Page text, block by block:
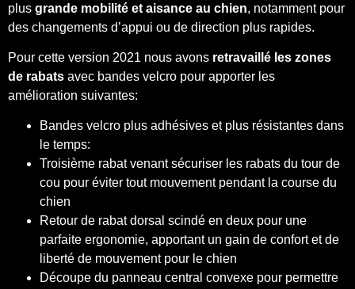
plus grande mobilité et aisance au chien, notamment pour
des changements d’appui ou de direction plus rapides.
Pour cette version 2021 nous avons retravaillé les zones
de rabats avec bandes velcro pour apporter les
amélioration suivantes:
Bandes velcro plus adhésives et plus résistantes dans
le temps:
Troisième rabat venant sécuriser les rabats du tour de
cou pour éviter tout mouvement pendant la course du
chien
Retour de rabat dorsal scindé en deux pour une
parfaite ergonomie, apportant un gain de confort et de
liberté de mouvement pour le chien
Découpe du panneau central convexe pour permettre